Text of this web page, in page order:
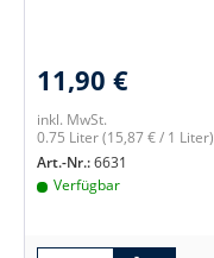
11,90 €
inkl. MwSt.
0.75 Liter(15,87 € / 1 Liter)
Art.-Nr.:6631
Verfügbar